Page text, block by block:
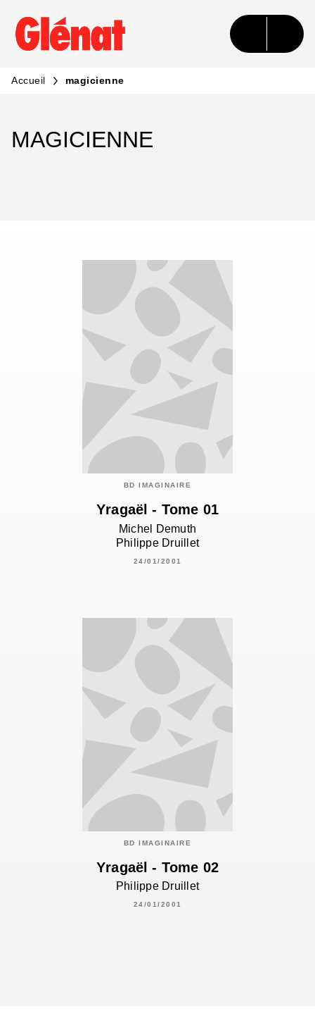
MENU RECHERCHE CONTENU
PIED DE PAGE
Accueil magicienne
MAGICIENNE
BD IMAGINAIRE
Yragaël - Tome 01
Michel Demuth
Philippe Druillet
24/01/2001
BD IMAGINAIRE
Yragaël - Tome 02
Philippe Druillet
24/01/2001